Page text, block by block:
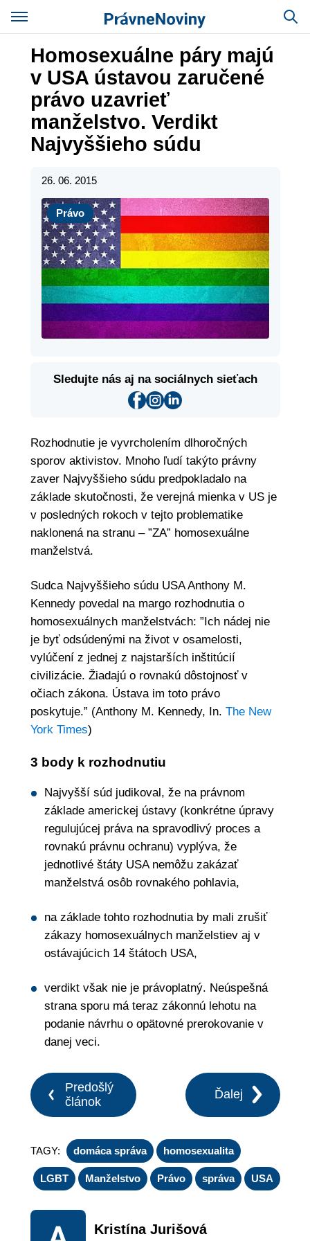
Homosexuálne páry majú
v USA ústavou zaručené
právo uzavrieť
manželstvo. Verdikt
Najvyššieho súdu
26. 06. 2015
Právo
Právo
Sledujte nás aj na sociálnych sieťach
Rozhodnutie je vyvrcholením dlhoročných
sporov aktivistov. Mnoho ľudí takýto právny
zaver Najvyššieho súdu predpokladalo na
základe skutočnosti, že verejná mienka v US je
v posledných rokoch v tejto problematike
naklonená na stranu – ”ZA” homosexuálne
manželstvá.
Sudca Najvyššieho súdu USA Anthony M.
Kennedy povedal na margo rozhodnutia o
homosexuálnych manželstvách: ”Ich nádej nie
je byť odsúdenými na život v osamelosti,
vylúčení z jednej z najstarších inštitúcií
civilizácie. Žiadajú o rovnakú dôstojnosť v
očiach zákona. Ústava im toto právo
poskytuje.” (Anthony M. Kennedy, In. The New
York Times)
3 body k rozhodnutiu
Najvyšší súd judikoval, že na právnom
základe americkej ústavy (konkrétne úpravy
regulujúcej práva na spravodlivý proces a
rovnakú právnu ochranu) vyplýva, že
jednotlivé štáty USA nemôžu zakázať
manželstvá osôb rovnakého pohlavia,
na základe tohto rozhodnutia by mali zrušiť
zákazy homosexuálnych manželstiev aj v
ostávajúcich 14 štátoch USA,
verdikt však nie je právoplatný. Neúspešná
strana sporu má teraz zákonnú lehotu na
podanie návrhu o opätovné prerokovanie v
danej veci.
Predošlý
článok
Ďalej
TAGY: domáca správa homosexualita
LGBT Manželstvo Právo správa USA
Kristína Jurišová